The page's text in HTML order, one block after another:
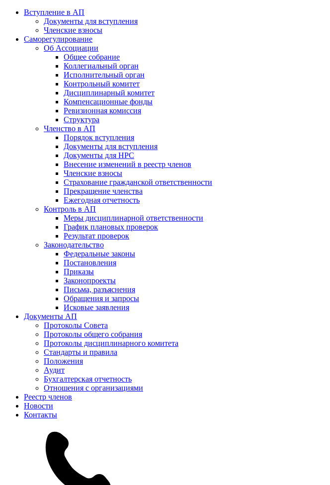
Вступление в АП
Документы для вступления
Членские взносы
Саморегулирование
Об Ассоциации
Общее собрание
Коллегиальный орган
Исполнительный орган
Контрольный комитет
Дисциплинарный комитет
Компенсационные фонды
Ревизионная комиссия
Структура
Членство в АП
Порядок вступления
Документы для вступления
Документы для НРС
Внесение изменений в реестр членов
Членские взносы
Страхование гражданской ответственности
Прекращение членства
Ежегодная отчетность
Контроль в АП
Меры дисциплинарной ответственности
График плановых проверок
Результат проверок
Законодательство
Федеральные законы
Постановления
Приказы
Законопроекты
Письма, разъяснения
Обращения и запросы
Исковые заявления
Документы АП
Протоколы Совета
Протоколы общего собрания
Протоколы дисциплинарного комитета
Стандарты и правила
Положения
Аудит
Бухгалтерская отчетность
Отношения с организациями
Реестр членов
Новости
Контакты